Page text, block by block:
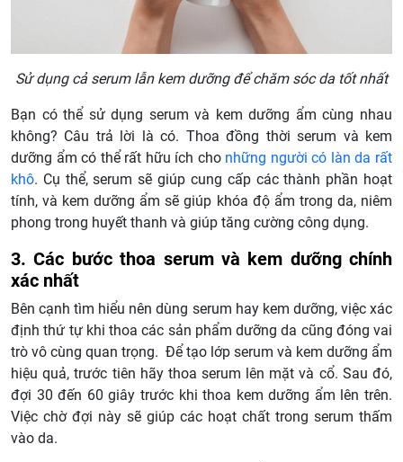
Sử dụng cả serum lẫn kem dưỡng để chăm sóc da tốt nhất
Bạn có thể sử dụng serum và kem dưỡng ẩm cùng nhau
không? Câu trả lời là có. Thoa đồng thời serum và kem
dưỡng ẩm có thể rất hữu ích cho những người có làn da rất
khô. Cụ thể, serum sẽ giúp cung cấp các thành phần hoạt
tính, và kem dưỡng ẩm sẽ giúp khóa độ ẩm trong da, niêm
phong trong huyết thanh và giúp tăng cường công dụng.
3. Các bước thoa serum và kem dưỡng chính
xác nhất
Bên cạnh tìm hiểu nên dùng serum hay kem dưỡng, việc xác
định thứ tự khi thoa các sản phẩm dưỡng da cũng đóng vai
trò vô cùng quan trọng. Để tạo lớp serum và kem dưỡng ẩm
hiệu quả, trước tiên hãy thoa serum lên mặt và cổ. Sau đó,
đợi 30 đến 60 giây trước khi thoa kem dưỡng ẩm lên trên.
Việc chờ đợi này sẽ giúp các hoạt chất trong serum thấm
vào da.